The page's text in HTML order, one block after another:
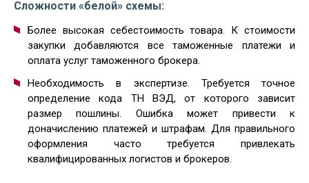
Сложности «белой» схемы:
Более высокая себестоимость товара. К стоимости
закупки добавляются все таможенные платежи и
оплата услуг таможенного брокера.
Необходимость в экспертизе. Требуется точное
определение кода ТН ВЭД, от которого зависит
размер пошлины. Ошибка может привести к
доначислению платежей и штрафам. Для правильного
оформления часто требуется привлекать
квалифицированных логистов и брокеров.